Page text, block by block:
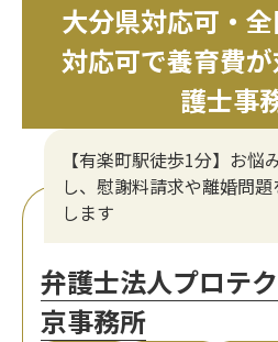
大分県対応可・
対応可で養育費
護士事
【有楽町駅徒歩1分】お悩
し、慰謝料請求や離婚問
します
弁護士法人プロテ
京事務所